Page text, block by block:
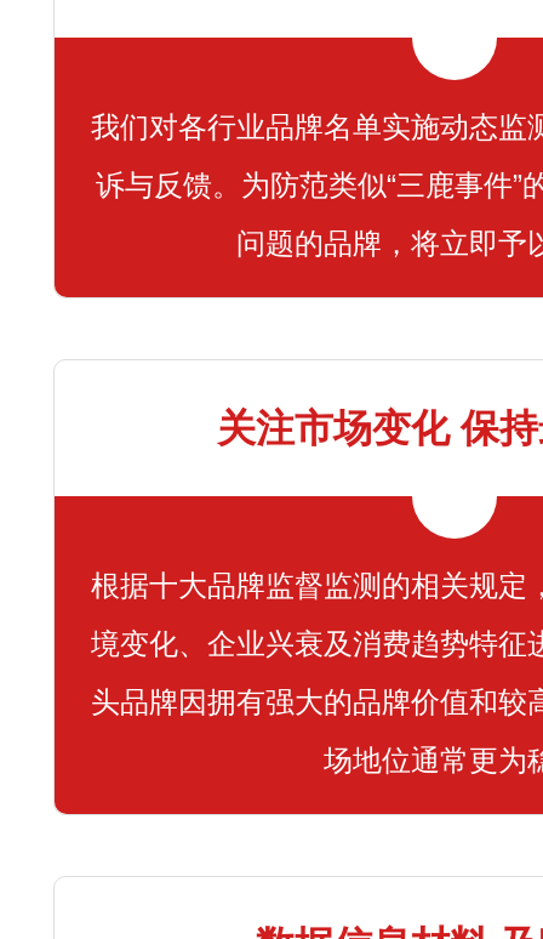
我们对各行业品牌名单实施动态监
诉与反馈。为防范类似“三鹿事件”
问题的品牌，将立即予
关注市场变化 保
根据十大品牌监督监测的相关规定
境变化、企业兴衰及消费趋势特征
头品牌因拥有强大的品牌价值和较
场地位通常更为